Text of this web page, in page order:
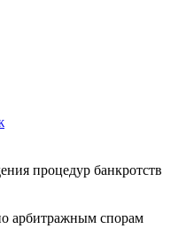
процедур банкротств
арбитражным спорам